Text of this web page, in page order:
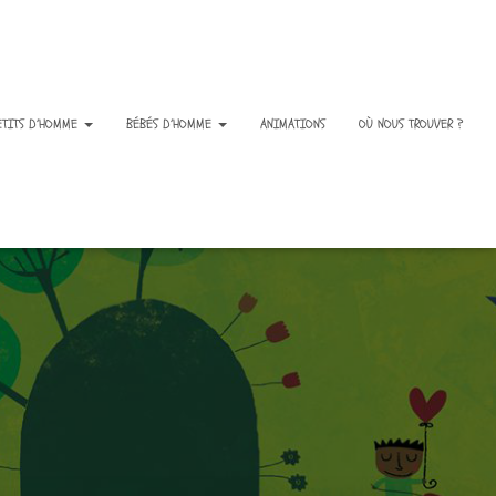
D’HOMME BÉBÉS D’HOMME ANIMATIONS OÙ NOUS TROUVER ?